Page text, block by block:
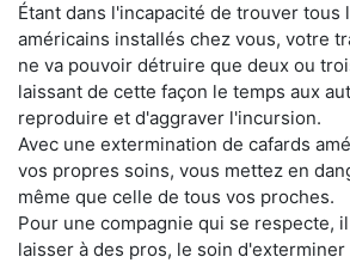
Étant dans l'incapacité de trouver tous
américains installés chez vous, votre
ne va pouvoir détruire que deux ou
laissant de cette façon le temps aux
reproduire et d'aggraver l'incursion.
Avec une extermination de cafards
vos propres soins, vous mettez en
même que celle de tous vos proches.
Pour une compagnie qui se respecte,
laisser à des pros, le soin d'exterminer